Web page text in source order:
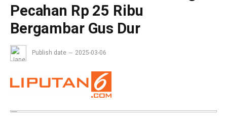
Pecahan Rp 25 Ribu
Bergambar Gus Dur
Publish date 2025-03-06